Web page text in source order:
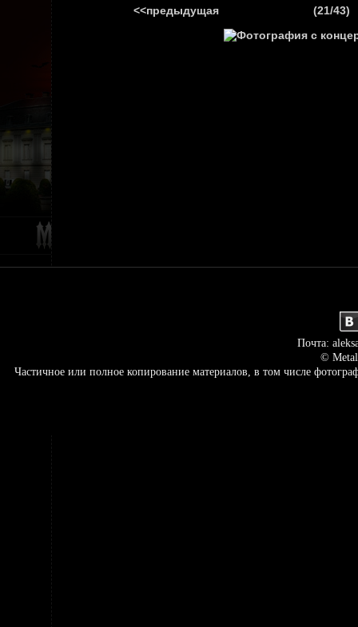
<<предыдущая (21/43)
Почта:
©
Частичное или полное копирование материалов, в том числе